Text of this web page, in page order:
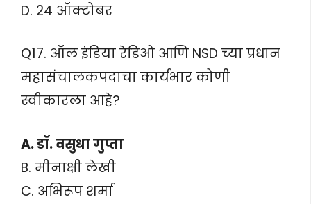
D. 24 ऑक्टोबर
Q17. ऑल इंडिया रेडिओ आणि NSD च्या प्रधान
महासंचालकपदाचा कार्यभार कोणी
स्वीकारला आहे?
A. डॉ. वसुधा गुप्ता
B. मीनाक्षी लेखी
C. अभिरूप शर्मा